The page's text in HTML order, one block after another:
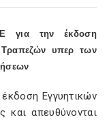
για την έκδοση
υπερ των
Εγγυητικών
και απευθύνονται